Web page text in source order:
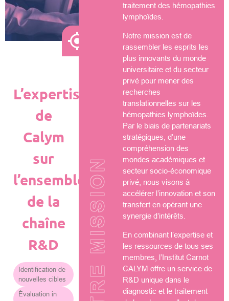
L’expertise
de
Calym
sur
l’ensemble
de la
chaîne
R&D
Identification de
nouvelles cibles
Évaluation in
NOTRE MISSION
traitement des hémopathies
lymphoïdes.
Notre mission est de
rassembler les esprits les
plus innovants du monde
universitaire et du secteur
privé pour mener des
recherches
translationnelles sur les
hémopathies lymphoïdes.
Par le biais de partenariats
stratégiques, d’une
compréhension des
mondes académiques et
secteur socio-économique
privé, nous visons à
accélérer l’innovation et son
transfert en opérant une
synergie d’intérêts.
En combinant l’expertise et
les ressources de tous ses
membres, l’Institut Carnot
CALYM offre un service de
R&D unique dans le
diagnostic et le traitement